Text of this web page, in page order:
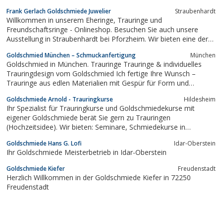
Frank Gerlach Goldschmiede Juwelier Straubenhardt
Willkommen in unserem Eheringe, Trauringe und
Freundschaftsringe - Onlineshop. Besuchen Sie auch unsere
Ausstellung in Straubenhardt bei Pforzheim. Wir bieten eine der
und freuen uns auf Ihren Besuch.
Goldschmied München – Schmuckanfertigung München
Goldschmied in München. Trauringe Trauringe & individuelles
Trauringdesign vom Goldschmied Ich fertige Ihre Wunsch –
Trauringe aus edlen Materialien mit Gespür für Form und
persönliches Trauringdesign. Trauringe aus Platin, Gold...
Goldschmiede Arnold - Trauringkurse Hildesheim
Ihr Spezialist für Trauringkurse und Goldschmiedekurse mit
eigener Goldschmiede berät Sie gern zu Trauringen
(Hochzeitsidee). Wir bieten: Seminare, Schmiedekurse in
Goldschmiede Hans G. Lofi Idar-Oberstein
Ihr Goldschmiede Meisterbetrieb in Idar-Oberstein
Goldschmiede Kiefer Freudenstadt
Herzlich Willkommen in der Goldschmiede Kiefer in 72250
Freudenstadt